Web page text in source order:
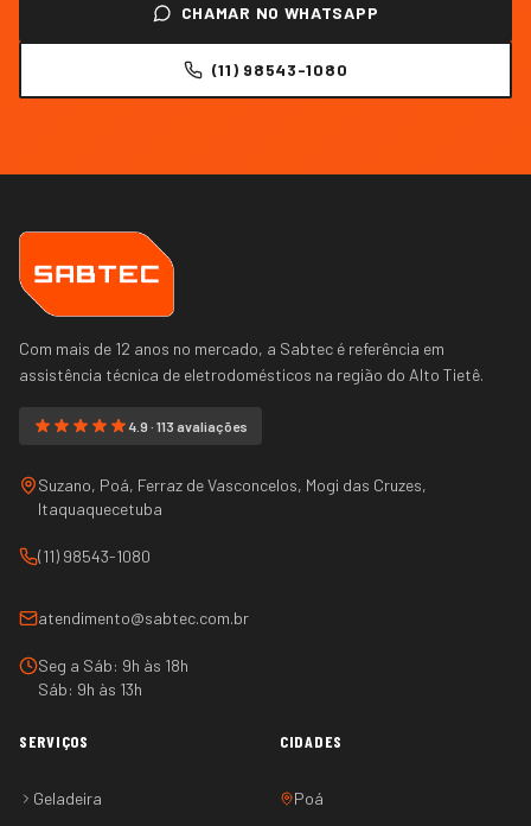
CHAMAR NO WHATSAPP
(11) 98543-1080
Com mais de 12 anos no mercado, a Sabtec é referência em
assistência técnica de eletrodomésticos na região do Alto Tietê.
4.9 · 113 avaliações
Suzano, Poá, Ferraz de Vasconcelos, Mogi das Cruzes,
Itaquaquecetuba
(11) 98543-1080
atendimento@sabtec.com.br
Seg a Sáb: 9h às 18h
Sáb: 9h às 13h
SERVIÇOS
Geladeira
CIDADES
Poá